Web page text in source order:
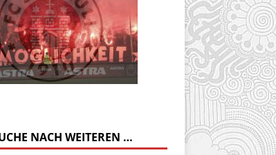
NACH WEITEREN …